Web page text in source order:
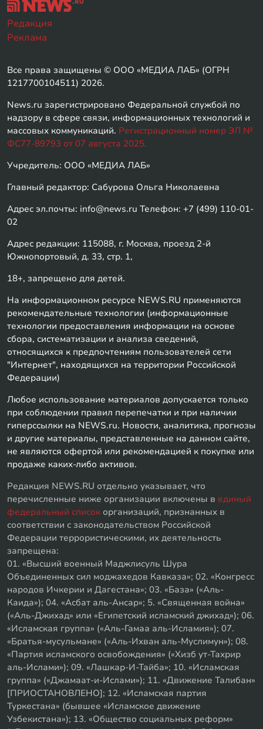
Редакция
Реклама
Все права защищены © ООО «МЕДИА ЛАБ» (ОГРН
1217700104511) 2026.
News.ru зарегистрировано Федеральной службой по
надзору в сфере связи, информационных технологий и
массовых коммуникаций. Регистрационный номер ЭЛ №
ФС77-89793 от 07 августа 2025.
Учредитель: ООО «МЕДИА ЛАБ»
Главный редактор: Сабурова Ольга Николаевна
Адрес эл.почты: info@news.ru Телефон: +7 (499) 110-01-
02
Адрес редакции: 115088, г. Москва, проезд 2-й
Южнопортовый, д. 33, стр. 1,
18+, запрещено для детей.
На информационном ресурсе NEWS.RU применяются
рекомендательные технологии (информационные
технологии предоставления информации на основе
сбора, систематизации и анализа сведений,
относящихся к предпочтениям пользователей сети
"Интернет", находящихся на территории Российской
Федерации)
Любое использование материалов допускается только
при соблюдении правил перепечатки и при наличии
гиперссылки на NEWS.ru. Новости, аналитика, прогнозы
и другие материалы, представленные на данном сайте,
не являются офертой или рекомендацией к покупке или
продаже каких-либо активов.
Редакция NEWS.RU отдельно указывает, что
перечисленные ниже организации включены в единый
федеральный список организаций, признанных в
соответствии с законодательством Российской
Федерации террористическими, их деятельность
запрещена:
01. «Высший военный Маджлисуль Шура
Объединенных сил моджахедов Кавказа»; 02. «Конгресс
народов Ичкерии и Дагестана»; 03. «База» («Аль-
Каида»); 04. «Асбат аль-Ансар»; 5. «Священная война»
(«Аль-Джихад» или «Египетский исламский джихад»); 06.
«Исламская группа» («Аль-Гамаа аль-Исламия»); 07.
«Братья-мусульмане» («Аль-Ихван аль-Муслимун»); 08.
«Партия исламского освобождения» («Хизб ут-Тахрир
аль-Ислами»); 09. «Лашкар-И-Тайба»; 10. «Исламская
группа» («Джамаат-и-Ислами»); 11. «Движение Талибан»
[ПРИОСТАНОВЛЕНО]; 12. «Исламская партия
Туркестана» (бывшее «Исламское движение
Узбекистана»); 13. «Общество социальных реформ»